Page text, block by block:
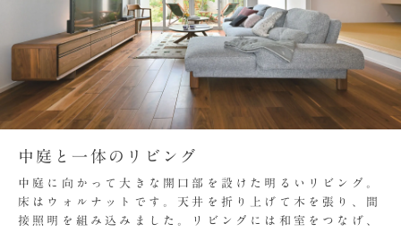
中庭と一体のリビング
中庭に向かって大きな開口部を設けた明るいリビング。
床はウォルナットです。天井を折り上げて木を張り、間
接照明を組み込みました。リビングには和室をつなげ、